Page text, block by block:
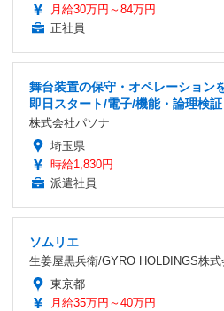
月給30万円～84万円
正社員
舞台装置の保守・オペレーション
即日スタート/電子/機能・論理検証
株式会社パソナ
埼玉県
時給1,830円
派遣社員
ソムリエ
生姜屋黒兵衛/GYRO HOLDINGS株式
東京都
月給35万円～40万円